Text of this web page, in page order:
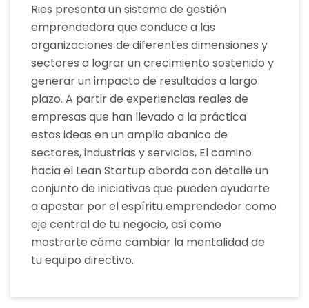
Ries presenta un sistema de gestión
emprendedora que conduce a las
organizaciones de diferentes dimensiones y
sectores a lograr un crecimiento sostenido y
generar un impacto de resultados a largo
plazo. A partir de experiencias reales de
empresas que han llevado a la práctica
estas ideas en un amplio abanico de
sectores, industrias y servicios, El camino
hacia el Lean Startup aborda con detalle un
conjunto de iniciativas que pueden ayudarte
a apostar por el espíritu emprendedor como
eje central de tu negocio, así como
mostrarte cómo cambiar la mentalidad de
tu equipo directivo.